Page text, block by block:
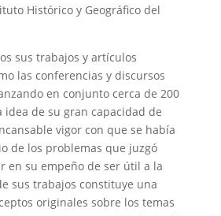
Histórico y Geográfico del
sus trabajos y artículos
las conferencias y discursos
en conjunto cerca de 200
idea de su gran capacidad de
vigor con que se había
de los problemas que juzgó
en su empeño de ser útil a la
sus trabajos constituye una
originales sobre los temas